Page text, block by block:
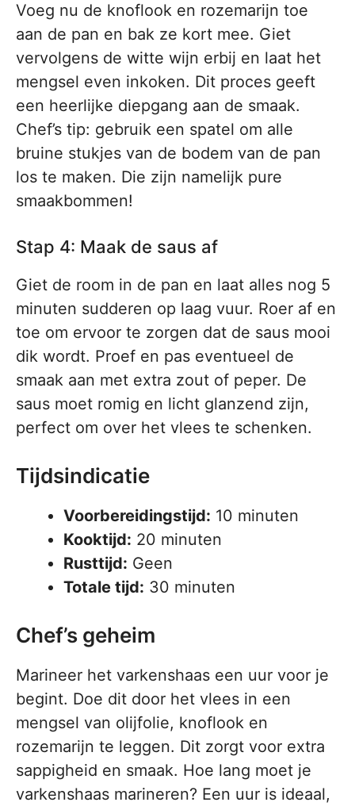
Voeg nu de knoflook en rozemarijn toe
aan de pan en bak ze kort mee. Giet
vervolgens de witte wijn erbij en laat het
mengsel even inkoken. Dit proces geeft
een heerlijke diepgang aan de smaak.
Chef’s tip: gebruik een spatel om alle
bruine stukjes van de bodem van de pan
los te maken. Die zijn namelijk pure
smaakbommen!
Stap 4: Maak de saus af
Giet de room in de pan en laat alles nog 5
minuten sudderen op laag vuur. Roer af en
toe om ervoor te zorgen dat de saus mooi
dik wordt. Proef en pas eventueel de
smaak aan met extra zout of peper. De
saus moet romig en licht glanzend zijn,
perfect om over het vlees te schenken.
Tijdsindicatie
Voorbereidingstijd: 10 minuten
Kooktijd: 20 minuten
Rusttijd: Geen
Totale tijd: 30 minuten
Chef’s geheim
Marineer het varkenshaas een uur voor je
begint. Doe dit door het vlees in een
mengsel van olijfolie, knoflook en
rozemarijn te leggen. Dit zorgt voor extra
sappigheid en smaak. Hoe lang moet je
varkenshaas marineren? Een uur is ideaal,